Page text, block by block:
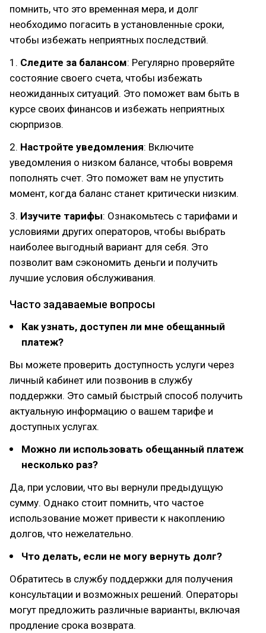
помнить, что это временная мера, и долг
необходимо погасить в установленные сроки,
чтобы избежать неприятных последствий.
1. Следите за балансом: Регулярно проверяйте
состояние своего счета, чтобы избежать
неожиданных ситуаций. Это поможет вам быть в
курсе своих финансов и избежать неприятных
сюрпризов.
2. Настройте уведомления: Включите
уведомления о низком балансе, чтобы вовремя
пополнять счет. Это поможет вам не упустить
момент, когда баланс станет критически низким.
3. Изучите тарифы: Ознакомьтесь с тарифами и
условиями других операторов, чтобы выбрать
наиболее выгодный вариант для себя. Это
позволит вам сэкономить деньги и получить
лучшие условия обслуживания.
Часто задаваемые вопросы
Как узнать, доступен ли мне обещанный
платеж?
Вы можете проверить доступность услуги через
личный кабинет или позвонив в службу
поддержки. Это самый быстрый способ получить
актуальную информацию о вашем тарифе и
доступных услугах.
Можно ли использовать обещанный платеж
несколько раз?
Да, при условии, что вы вернули предыдущую
сумму. Однако стоит помнить, что частое
использование может привести к накоплению
долгов, что нежелательно.
Что делать, если не могу вернуть долг?
Обратитесь в службу поддержки для получения
консультации и возможных решений. Операторы
могут предложить различные варианты, включая
продление срока возврата.